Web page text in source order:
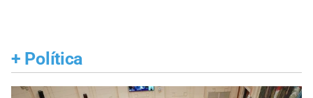
+ Política